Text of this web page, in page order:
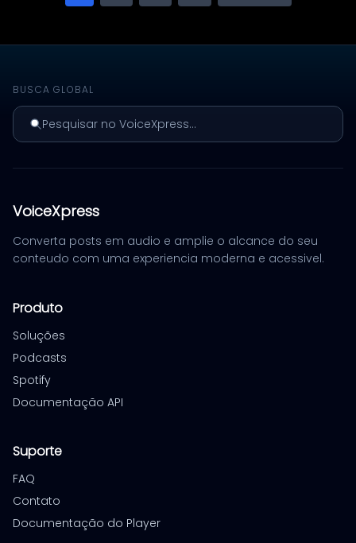
BUSCA GLOBAL
Pesquisar no VoiceXpress...
VoiceXpress
Converta posts em audio e amplie o alcance do seu
conteudo com uma experiencia moderna e acessivel.
Produto
Soluções
Podcasts
Spotify
Documentação API
Suporte
FAQ
Contato
Documentação do Player